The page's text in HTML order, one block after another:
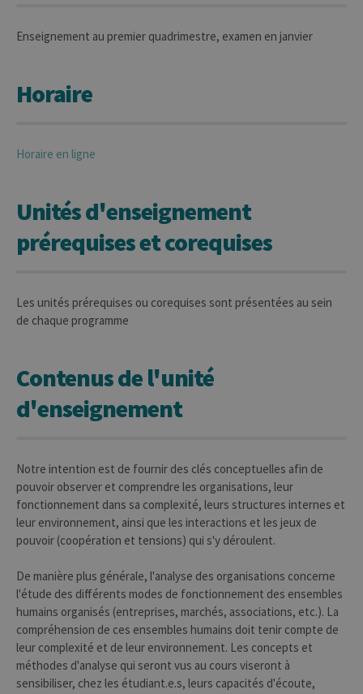
Enseignement au premier quadrimestre, examen en janvier
Horaire
Horaire en ligne
Unités d'enseignement
prérequises et corequises
Les unités prérequises ou corequises sont présentées au sein
de chaque programme
Contenus de l'unité
d'enseignement
Notre intention est de fournir des clés conceptuelles afin de
pouvoir observer et comprendre les organisations, leur
fonctionnement dans sa complexité, leurs structures internes et
leur environnement, ainsi que les interactions et les jeux de
pouvoir (coopération et tensions) qui s'y déroulent.
De manière plus générale, l'analyse des organisations concerne
l'étude des différents modes de fonctionnement des ensembles
humains organisés (entreprises, marchés, associations, etc.). La
compréhension de ces ensembles humains doit tenir compte de
leur complexité et de leur environnement. Les concepts et
méthodes d'analyse qui seront vus au cours viseront à
sensibiliser, chez les étudiant.e.s, leurs capacités d'écoute,